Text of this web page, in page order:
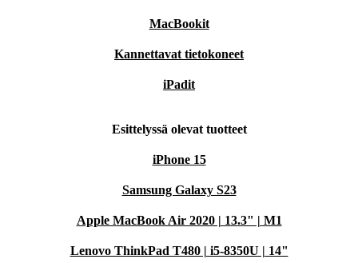
MacBookit
Kannettavat tietokoneet
iPadit
Esittelyssä olevat tuotteet
iPhone 15
Samsung Galaxy S23
Apple MacBook Air 2020 | 13.3" | M1
Lenovo ThinkPad T480 | i5-8350U | 14"